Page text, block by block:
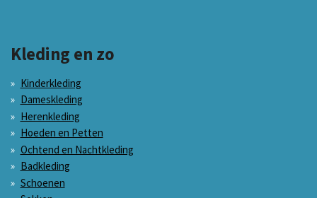
Kleding en zo
Kinderkleding
Dameskleding
Herenkleding
Hoeden en Petten
Ochtend en Nachtkleding
Badkleding
Schoenen